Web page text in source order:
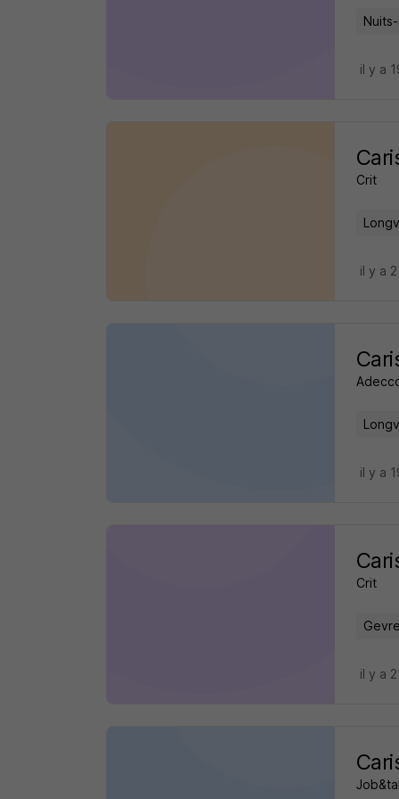
il y a
Crit
il y a
il y a
Crit
il y a